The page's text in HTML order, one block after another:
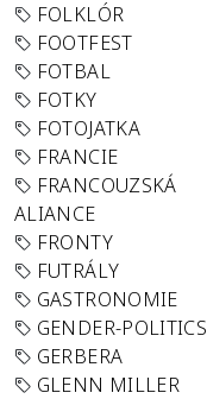
FOLKLÓR
FOOTFEST
FOTBAL
FOTKY
FOTOJATKA
FRANCIE
FRANCOUZSKÁ
ALIANCE
FRONTY
FUTRÁLY
GASTRONOMIE
GENDER-POLITICS
GERBERA
GLENN MILLER